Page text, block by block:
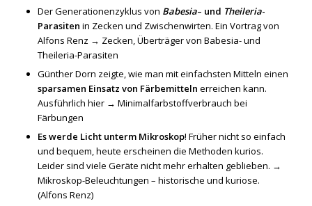
Der Generationenzyklus von Babesia– und Theileria-
Parasiten in Zecken und Zwischenwirten. Ein Vortrag von
Alfons Renz → Zecken, Überträger von Babesia- und
Theileria-Parasiten
Günther Dorn zeigte, wie man mit einfachsten Mitteln einen
sparsamen Einsatz von Färbemitteln erreichen kann.
Ausführlich hier → Minimalfarbstoffverbrauch bei
Färbungen
Es werde Licht unterm Mikroskop! Früher nicht so einfach
und bequem, heute erscheinen die Methoden kurios.
Leider sind viele Geräte nicht mehr erhalten geblieben. →
Mikroskop-Beleuchtungen – historische und kuriose.
(Alfons Renz)